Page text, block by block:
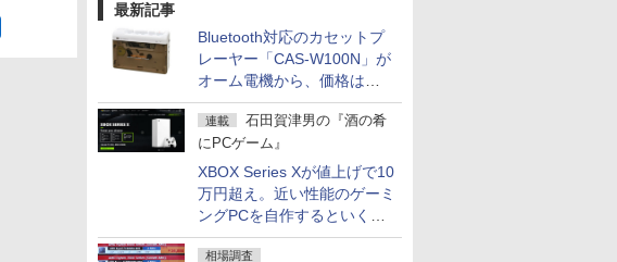
最新記事
Bluetooth対応のカセットプ
レーヤー「CAS-W100N」が
オーム電機から、価格は
5,940円
連載
石田賀津男の『酒の肴
にPCゲーム』
XBOX Series Xが値上げで10
万円超え。近い性能のゲーミ
ングPCを自作するといくら
になる？
相場調査